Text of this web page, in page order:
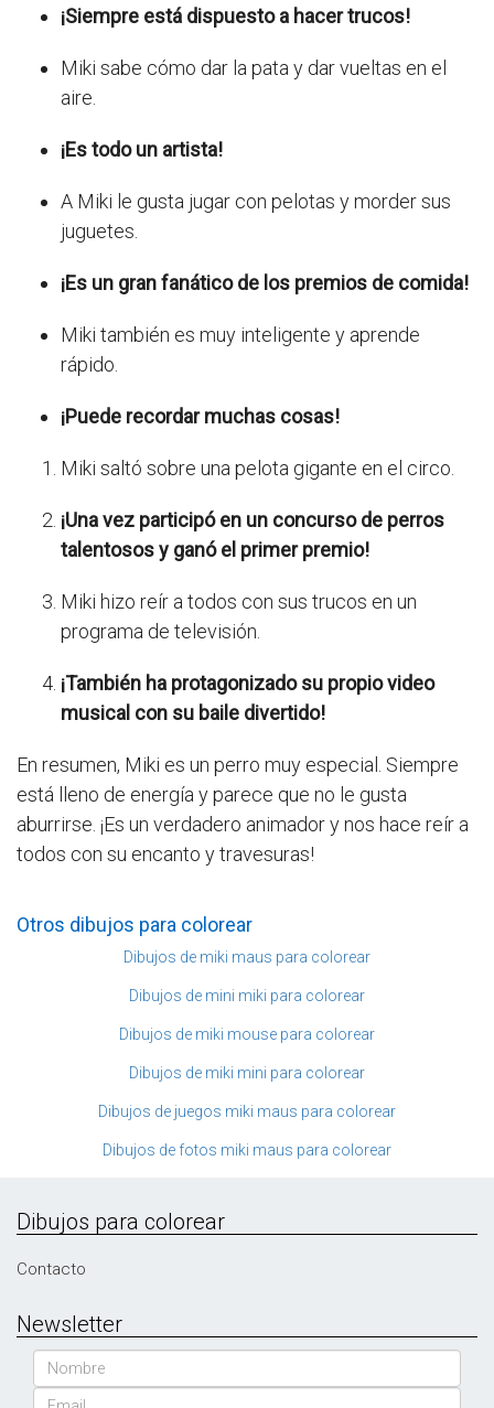
¡Siempre está dispuesto a hacer trucos!
Miki sabe cómo dar la pata y dar vueltas en el
aire.
¡Es todo un artista!
A Miki le gusta jugar con pelotas y morder sus
juguetes.
¡Es un gran fanático de los premios de comida!
Miki también es muy inteligente y aprende
rápido.
¡Puede recordar muchas cosas!
Miki saltó sobre una pelota gigante en el circo.
¡Una vez participó en un concurso de perros
talentosos y ganó el primer premio!
Miki hizo reír a todos con sus trucos en un
programa de televisión.
¡También ha protagonizado su propio video
musical con su baile divertido!
En resumen, Miki es un perro muy especial. Siempre
está lleno de energía y parece que no le gusta
aburrirse. ¡Es un verdadero animador y nos hace reír a
todos con su encanto y travesuras!
Otros dibujos para colorear
Dibujos de miki maus para colorear
Dibujos de mini miki para colorear
Dibujos de miki mouse para colorear
Dibujos de miki mini para colorear
Dibujos de juegos miki maus para colorear
Dibujos de fotos miki maus para colorear
Dibujos para colorear
Contacto
Newsletter
Nombre
Email